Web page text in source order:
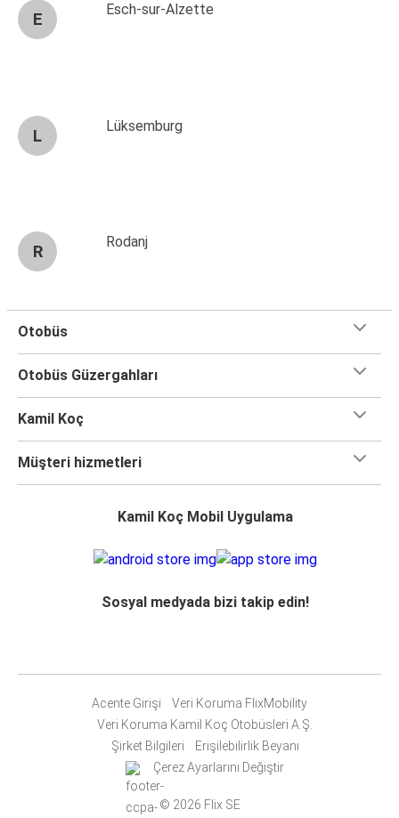
E
Esch-sur-Alzette
L
Lüksemburg
R
Rodanj
Otobüs
Otobüs Güzergahları
Kamil Koç
Müşteri hizmetleri
Kamil Koç Mobil Uygulama
Sosyal medyada bizi takip edin!
Acente Girişi
Veri Koruma FlixMobility
Veri Koruma Kamil Koç Otobüsleri A.Ş.
Şirket Bilgileri
Erişilebilirlik Beyanı
Çerez Ayarlarını Değiştir
© 2026 Flix SE